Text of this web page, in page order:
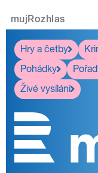
mujRozhlas
Hry a četby
Pohádky
Živé vysílání